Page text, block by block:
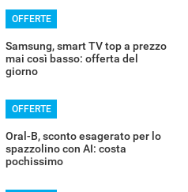
OFFERTE
Samsung, smart TV top a prezzo
mai così basso: offerta del
giorno
OFFERTE
Oral-B, sconto esagerato per lo
spazzolino con AI: costa
pochissimo